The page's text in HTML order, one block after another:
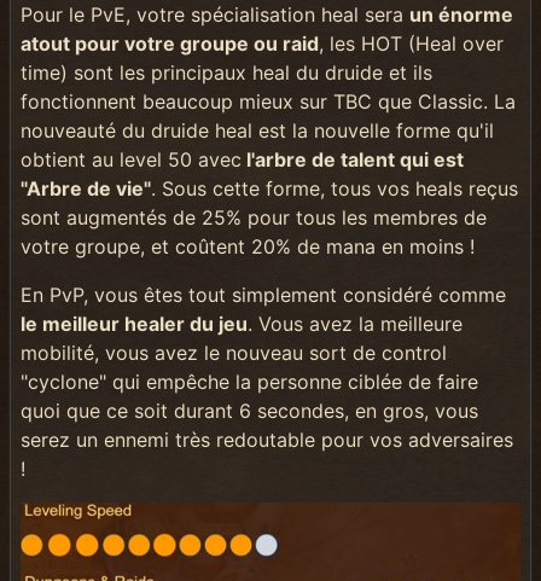
Pour le PvE, votre spécialisation heal sera un énorme
atout pour votre groupe ou raid, les HOT (Heal over
time) sont les principaux heal du druide et ils
fonctionnent beaucoup mieux sur TBC que Classic. La
nouveauté du druide heal est la nouvelle forme qu'il
obtient au level 50 avec l'arbre de talent qui est
"Arbre de vie". Sous cette forme, tous vos heals reçus
sont augmentés de 25% pour tous les membres de
votre groupe, et coûtent 20% de mana en moins !
En PvP, vous êtes tout simplement considéré comme
le meilleur healer du jeu. Vous avez la meilleure
mobilité, vous avez le nouveau sort de control
"cyclone" qui empêche la personne ciblée de faire
quoi que ce soit durant 6 secondes, en gros, vous
serez un ennemi très redoutable pour vos adversaires
!